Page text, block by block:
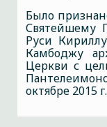
Было
Святейшему
Руси
Камбоджу
Церкви с
октябре 2015 г.